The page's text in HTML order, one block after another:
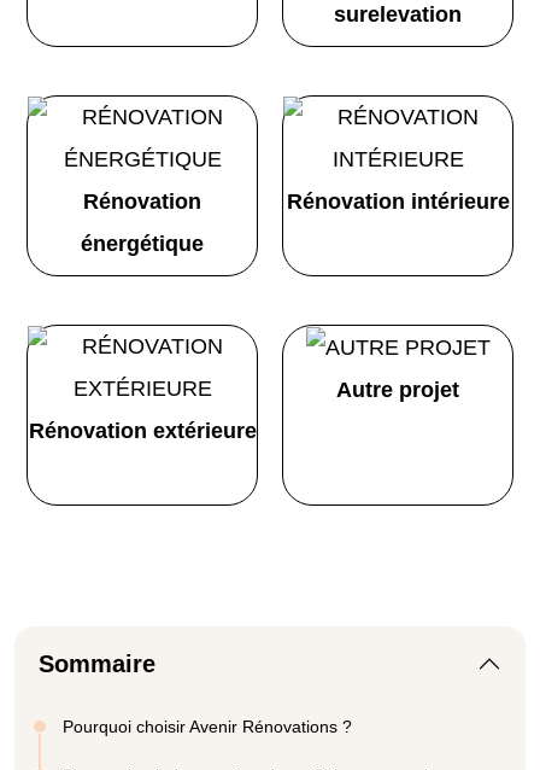
surelevation
Rénovation
énergétique
Rénovation intérieure
Rénovation extérieure
Autre projet
Sommaire
Pourquoi choisir Avenir Rénovations ?